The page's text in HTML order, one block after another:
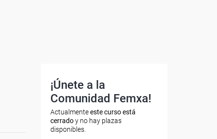
¡Únete a la
Comunidad Femxa!
Actualmenteeste curso está
cerradoy no hay plazas
disponibles.